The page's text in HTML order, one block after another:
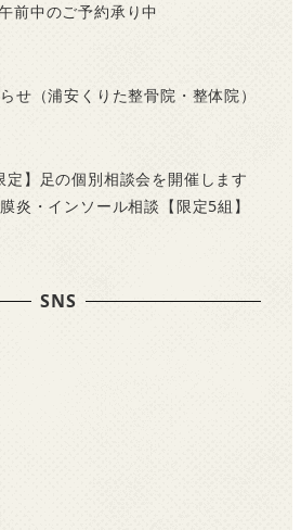
前中のご予約承り中
せ（浦安くりた整骨院・整体院）
】足の個別相談会を開催します
炎・インソール相談【限定5組】
SNS